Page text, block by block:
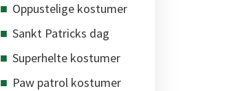
Oppustelige kostumer
Sankt Patricks dag
Superhelte kostumer
Paw patrol kostumer